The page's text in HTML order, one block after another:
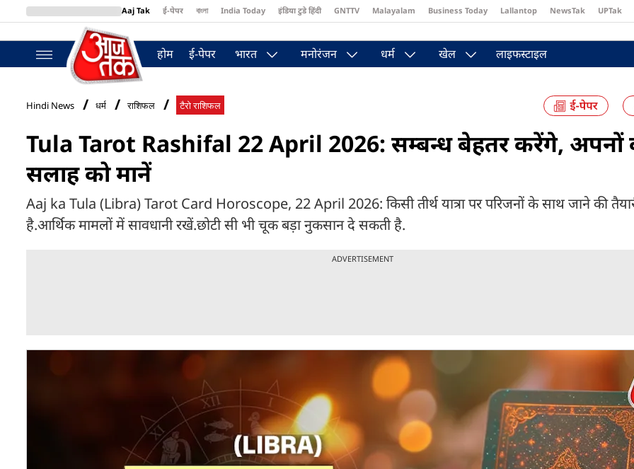
Aaj Tak ई-पेपर বাংলা India Today इंडिया टुडे हिंदी GNTTV Malayalam Business Today Lallantop NewsTak UPTak
BT Bazaar
होम ई-पेपर भारत मनोरंजन धर्म खेल लाइफस्टाइल
Hindi News धर्म राशिफल टैरो राशिफल
Tula Tarot Rashifal 22 April 2026: सम्बन्ध बेहतर करेंगे, अपनों
सलाह को मानें
Aaj ka Tula (Libra) Tarot Card Horoscope, 22 April 2026: किसी तीर्थ यात्रा पर परिजनों के साथ जाने की
है.आर्थिक मामलों में सावधानी रखें.छोटी सी भी चूक बड़ा नुकसान दे सकती है.
ADVERTISEMENT